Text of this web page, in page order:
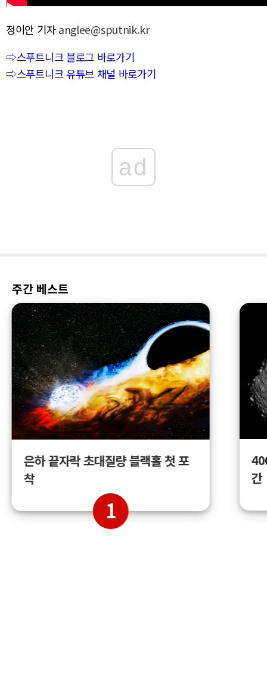
정이안 기자 anglee@sputnik.kr
⇨스푸트니크 블로그 바로가기
⇨스푸트니크 유튜브 채널 바로가기
ad
주간 베스트
은하 끝자락 초대질량 블랙홀 첫 포
착
1
간